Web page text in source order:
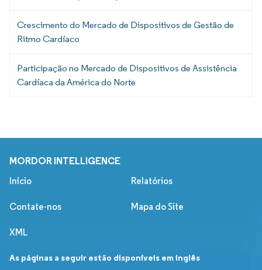
Crescimento do Mercado de Dispositivos de Gestão de
Ritmo Cardíaco
Participação no Mercado de Dispositivos de Assistência
Cardíaca da América do Norte
MORDOR INTELLIGENCE
Início Relatórios
Contate-nos Mapa do Site
XML
As páginas a seguir estão disponíveis em inglês